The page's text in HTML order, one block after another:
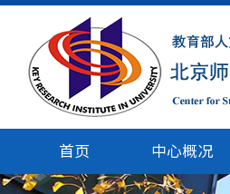
首页 中心概况